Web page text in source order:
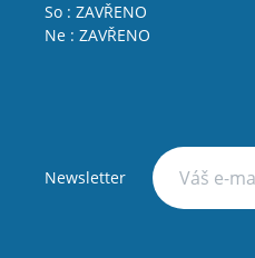
So : ZAVŘENO
Ne : ZAVŘENO
Newsletter